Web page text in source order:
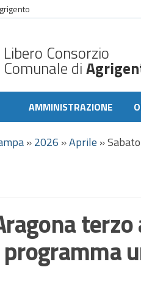
Libero Consorzio
Comunale di
AMMINISTRAZIONE
»2026 »Aprile »